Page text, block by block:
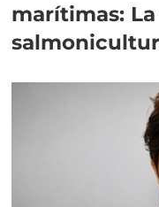
marítimas: